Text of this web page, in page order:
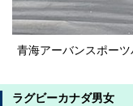
青海アーバンスポー
ラグビーカナダ男女